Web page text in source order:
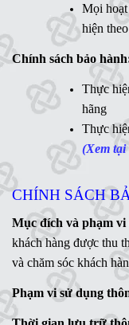
Hotline:
MaxLink - 0906 730 778
. Linh - 0902 700 727
Mr. Ngữ - 0783 362 416
Mọi
hiện
Chính sách bảo
Thực
hãng
Thực
(Xem tại
CHÍNH SÁCH
Mục đích và phạm
khách hàng được thu
và chăm sóc khách
Phạm vi sử dụng